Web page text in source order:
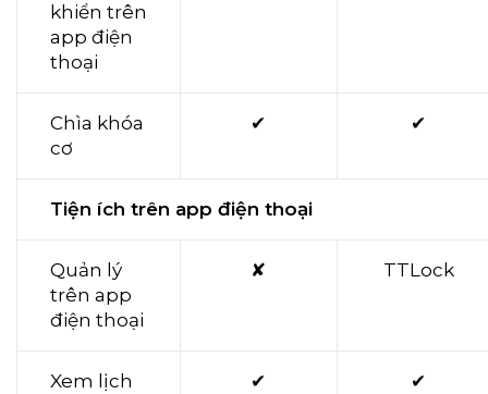
khiển trên
app điện
thoại
Chìa khóa
cơ
✔ ✔
Tiện ích trên app điện thoại
Quản lý
trên app
điện thoại
✘ TTLock
Xem lịch
✔ ✔